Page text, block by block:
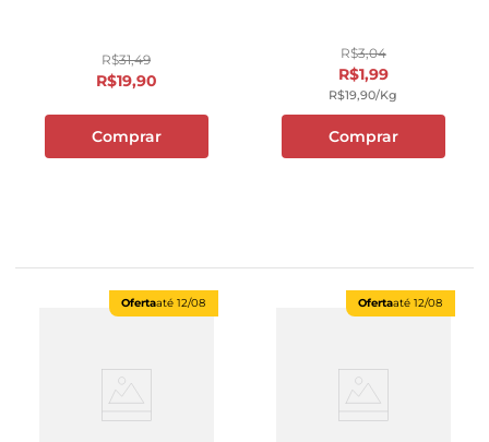
R$31,49
R$19,90
Comprar
R$3,04
R$1,99
R$19,90/kg
Comprar
Ofertaaté 12/08 Ofertaaté 12/08